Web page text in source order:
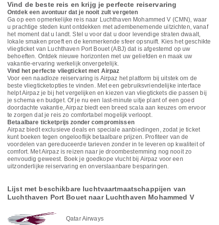
Vind de beste reis en krijg je perfecte reiservaring
Ontdek een avontuur dat je nooit zult vergeten
Ga op een opmerkelijke reis naar Luchthaven Mohammed V (CMN), waar
u prachtige steden kunt ontdekken met adembenemende uitzichten, vanaf
het moment dat u landt. Stel u voor dat u door levendige straten dwaalt,
lokale smaken proeft en de kenmerkende sfeer opsnuift. Kies het geschikte
vliegticket van Luchthaven Port Bouet (ABJ) dat is afgestemd op uw
behoeften. Ontdek nieuwe horizonten met uw geliefden en maak uw
vakantie-ervaring werkelijk onvergetelijk.
Vind het perfecte vliegticket met Airpaz
Voor een naadloze reiservaring is Airpaz het platform bij uitstek om de
beste vliegticketopties te vinden. Met een gebruiksvriendelijke interface
helpt Airpaz je bij het vergelijken en kiezen van vliegtickets die passen bij
je schema en budget. Of je nu een last-minute uitje plant of een goed
doordachte vakantie, Airpaz biedt een breed scala aan keuzes om ervoor
te zorgen dat je reis zo comfortabel mogelijk verloopt.
Betaalbare ticketprijs zonder compromissen
Airpaz biedt exclusieve deals en speciale aanbiedingen, zodat je ticket
kunt boeken tegen ongelooflijk betaalbare prijzen. Profiteer van de
voordelen van gereduceerde tarieven zonder in te leveren op kwaliteit of
comfort. Met Airpaz is reizen naar je droombestemming nog nooit zo
eenvoudig geweest. Boek je goedkope vlucht bij Airpaz voor een
uitzonderlijke reiservaring en onverslaanbare besparingen.
Lijst met beschikbare luchtvaartmaatschappijen van
Luchthaven Port Bouet naar Luchthaven Mohammed V
Qatar Airways